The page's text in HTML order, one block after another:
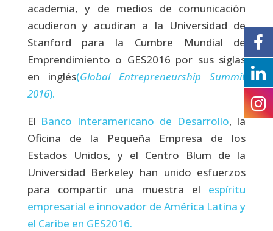
academia, y de medios de comunicación
acudieron y acudiran a la Universidad de
Stanford para la Cumbre Mundial de
Emprendimiento o GES2016 por sus siglas
en inglés(Global Entrepreneurship Summit
2016).
El Banco Interamericano de Desarrollo, la
Oficina de la Pequeña Empresa de los
Estados Unidos, y el Centro Blum de la
Universidad Berkeley han unido esfuerzos
para compartir una muestra el espíritu
empresarial e innovador de América Latina y
el Caribe en GES2016.